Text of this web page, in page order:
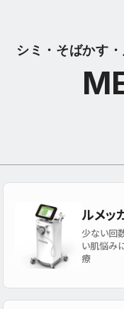
シミ・そばかす
ルメッ
少ない回
い肌悩み
療